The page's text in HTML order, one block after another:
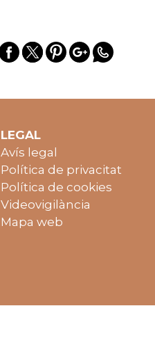
LEGAL
Avís legal
Política de privacitat
Política de cookies
Videovigilància
Mapa web